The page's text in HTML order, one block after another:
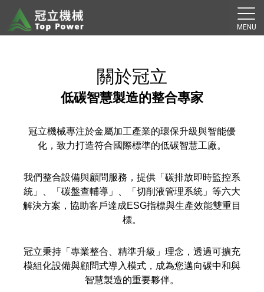
關於冠立
低碳智慧製造的整合專家
冠立機械專注於金屬加工產業的環保升級與智能優
化，致力打造符合國際標準的低碳智慧工廠。
我們整合設備與顧問服務，提供「碳排放即時監控系
統」、「碳盤查輔導」、「切削液管理系統」等六大
解決方案，協助客戶達成ESG指標與生產效能雙重目
標。
冠立秉持「專業整合、精準升級」理念，透過可擴充
模組化設備與顧問式導入模式，成為您邁向碳中和與
智慧製造的重要夥伴。